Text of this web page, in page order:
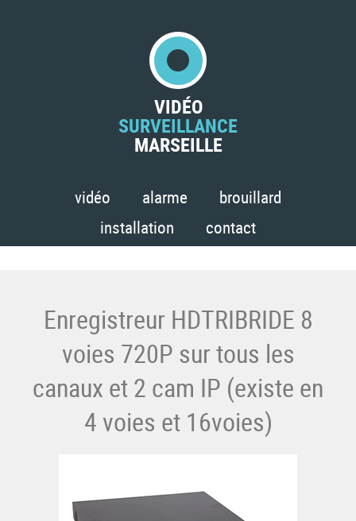
VIDÉO
SURVEILLANCE
MARSEILLE
vidéo alarme
brouillard
installation
contact
Enregistreur HDTRIBRIDE 8
voies 720P sur tous les
canaux et 2 cam IP (existe en
4 voies et 16voies)